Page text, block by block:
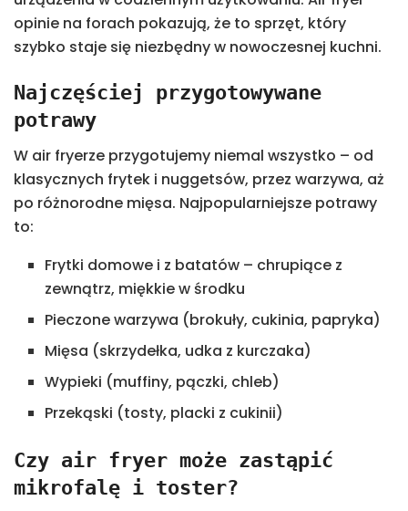
opinie na forach pokazują, że to sprzęt, który
szybko staje się niezbędny w nowoczesnej kuchni.
Najczęściej przygotowywane
potrawy
W air fryerze przygotujemy niemal wszystko – od
klasycznych frytek i nuggetsów, przez warzywa, aż
po różnorodne mięsa. Najpopularniejsze potrawy
to:
Frytki domowe i z batatów – chrupiące z
zewnątrz, miękkie w środku
Pieczone warzywa (brokuły, cukinia, papryka)
Mięsa (skrzydełka, udka z kurczaka)
Wypieki (muffiny, pączki, chleb)
Przekąski (tosty, placki z cukinii)
Czy air fryer może zastąpić
mikrofalę i toster?